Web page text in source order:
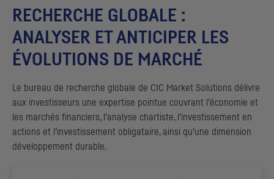
RECHERCHE GLOBALE :
ANALYSER ET ANTICIPER LES
ÉVOLUTIONS DE MARCHÉ
Le bureau de recherche globale de CIC Market Solutions délivre
aux investisseurs une expertise pointue couvrant l’économie et
les marchés financiers, l’analyse chartiste, l’investissement en
actions et l’investissement obligataire, ainsi qu’une dimension
développement durable.